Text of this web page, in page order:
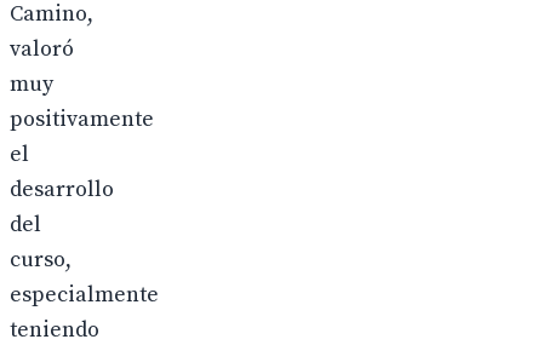
Camino,
valoró
muy
positivamente
el
desarrollo
del
curso,
especialmente
teniendo